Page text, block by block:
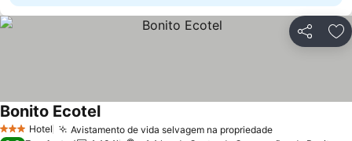
Partilhar
3 EstrelasHotel Avistamento de vida selvagem na propriedadeVer preços
Bonito EcotelVer preços